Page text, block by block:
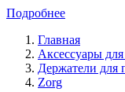
Подробнее
Главная
Аксессуары
Держатели для
Zorg